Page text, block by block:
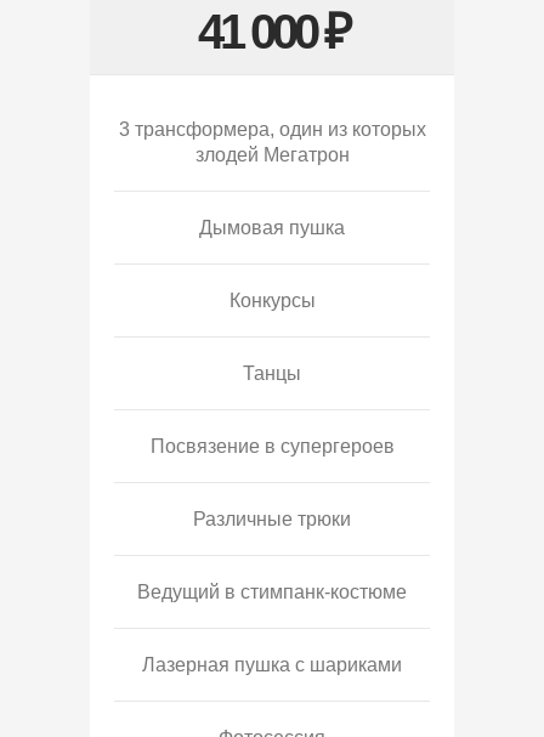
41 000 ₽
3 трансформера, один из которых
злодей Мегатрон
Дымовая пушка
Конкурсы
Танцы
Посвязение в супергероев
Различные трюки
Ведущий в стимпанк-костюме
Лазерная пушка с шариками